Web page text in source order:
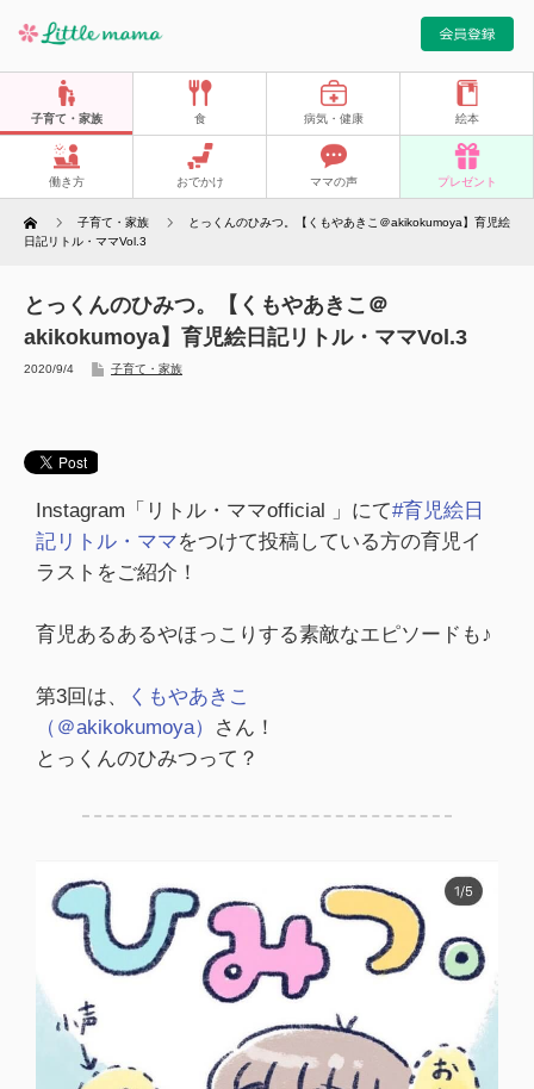
子育て・家族 食 病気・健康 絵本
働き方 おでかけ ママの声 プレゼント
Home 子育て・家族
とっくんのひみつ。【くもやあきこ＠akikokumoya】育児絵
日記リトル・ママVol.3
とっくんのひみつ。【くもやあきこ＠
akikokumoya】育児絵日記リトル・ママVol.3
2020/9/4 子育て・家族
Instagram「リトル・ママofficial 」にて#育児絵日
記リトル・ママをつけて投稿している方の育児イ
ラストをご紹介！
育児あるあるやほっこりする素敵なエピソードも♪
第3回は、
くもやあきこ
（＠akikokumoya）
さん！
とっくんのひみつって？